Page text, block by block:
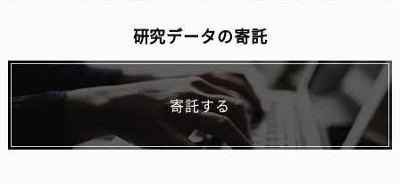
研究データの寄託
寄託する